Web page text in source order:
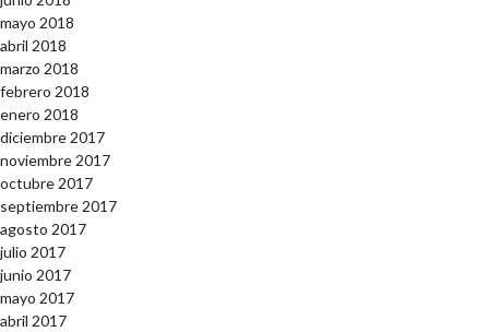
mayo 2018
abril 2018
marzo 2018
febrero 2018
enero 2018
diciembre 2017
noviembre 2017
octubre 2017
septiembre 2017
agosto 2017
julio 2017
junio 2017
mayo 2017
abril 2017